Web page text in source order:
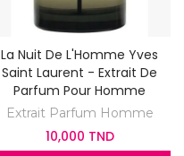
La Nuit De L'Homme Yves
Saint Laurent - Extrait De
Parfum Pour Homme
Extrait Parfum Homme
10,000 TND